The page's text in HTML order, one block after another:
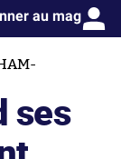
au mag
ses